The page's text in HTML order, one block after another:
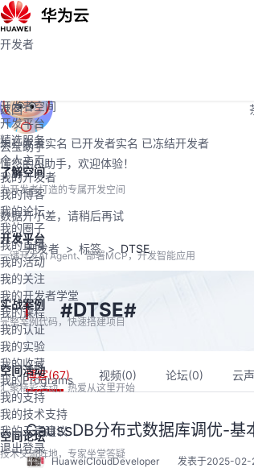
开发者空间
开发平台
精选服务
了解空间
为开发者打造的专属开发空间
开发平台
一键开发AI Agent、部署MCP，开发智能应用
实战案例
完整案例代码，快速搭建项目
空间活动
汇聚精彩活动，热爱从这里开始
空间论坛
技术交流阵地，专家坐堂答疑
开发者
返回
未开发者实名 已开发者实名 已冻结开发者
个人主页
我的开发者
我的博客
我的论坛
我的圈子
我的直播
我的活动
我的关注
我的开发者学堂
我的课程
我的认证
我的实验
我的收藏
我的Programs
我的支持
我的技术支持
我的云声建议
退出登录
云宝助手
懂您的AI助手，欢迎体验！
数据开小差，请稍后再试
开发者 标签 DTSE
#DTSE#
博客(67) 视频(0) 论坛(0) 云
GaussDB分布式数据库调优-基
HuaweiCloudDeveloper 发表于2025-02-